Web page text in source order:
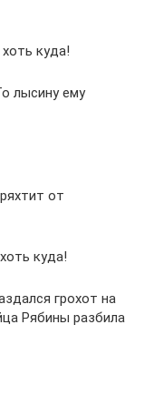
куда!
лысину ему
от
куда!
грохот на
Рябины разбила